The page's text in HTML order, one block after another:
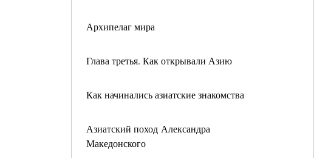
Архипелаг мира
Глава третья. Как открывали Азию
Как начинались азиатские знакомства
Азиатский поход Александра
Македонского